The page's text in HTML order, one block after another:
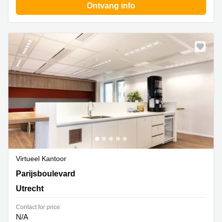
Ontvang info
Virtueel Kantoor
Parijsboulevard 209, Utrecht
Parijsboulevard
Utrecht
Contact for price:
N/A